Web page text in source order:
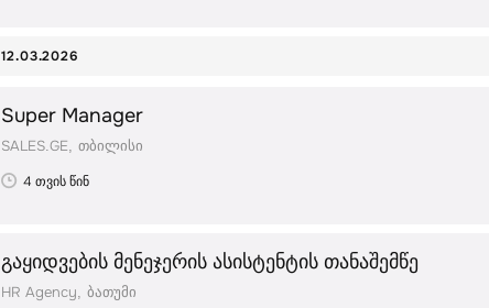
12.03.2026
Super Manager
SALES.GE თბილისი
4 თვის წინ
გაყიდვების მენეჯერის ასისტენტის თანაშემწე
HR Agency ბათუმი